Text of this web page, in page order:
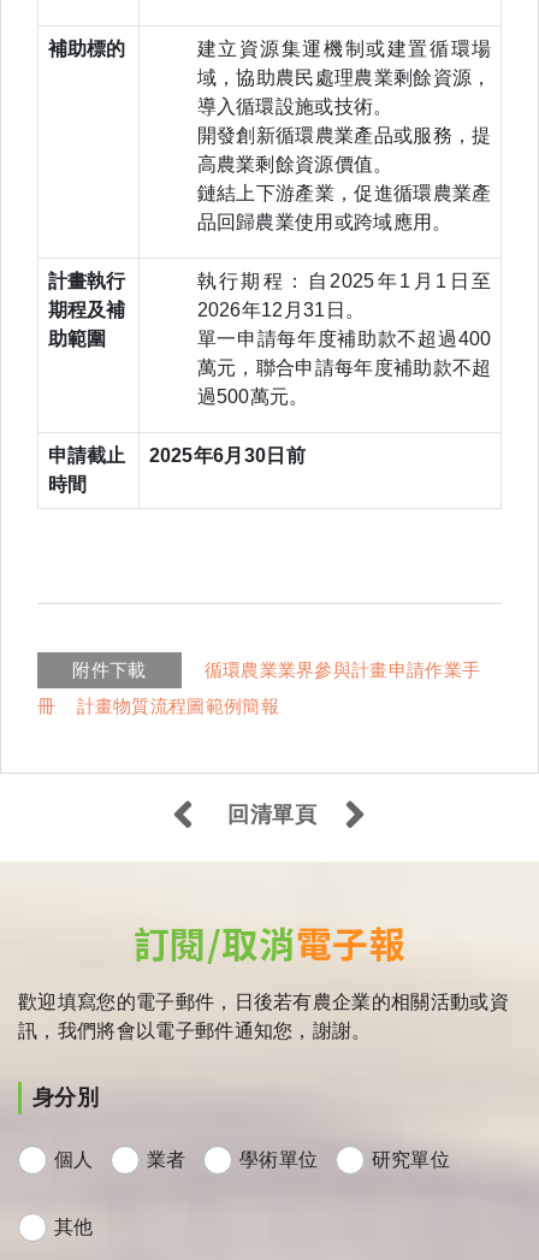
補助標的
建立資源集運機制或建置循環場
域，協助農民處理農業剩餘資源，
導入循環設施或技術。
開發創新循環農業產品或服務，提
高農業剩餘資源價值。
鏈結上下游產業，促進循環農業產
品回歸農業使用或跨域應用。
計畫執行
期程及補
助範圍
執行期程：自2025年1月1日至
2026年12月31日。
單一申請每年度補助款不超過400
萬元，聯合申請每年度補助款不超
過500萬元。
申請截止
時間
2025年6月30日前
附件下載
循環農業業界參與計畫申請作業手
冊
計畫物質流程圖範例簡報
回清單頁
訂閱/取消電子報
歡迎填寫您的電子郵件，日後若有農企業的相關活動或資
訊，我們將會以電子郵件通知您，謝謝。
身分別
個人 業者 學術單位 研究單位
其他